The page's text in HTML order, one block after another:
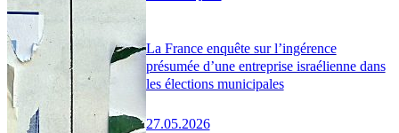
La France enquête sur l’ingérence
présumée d’une entreprise israélienne dans
les élections municipales
27.05.2026